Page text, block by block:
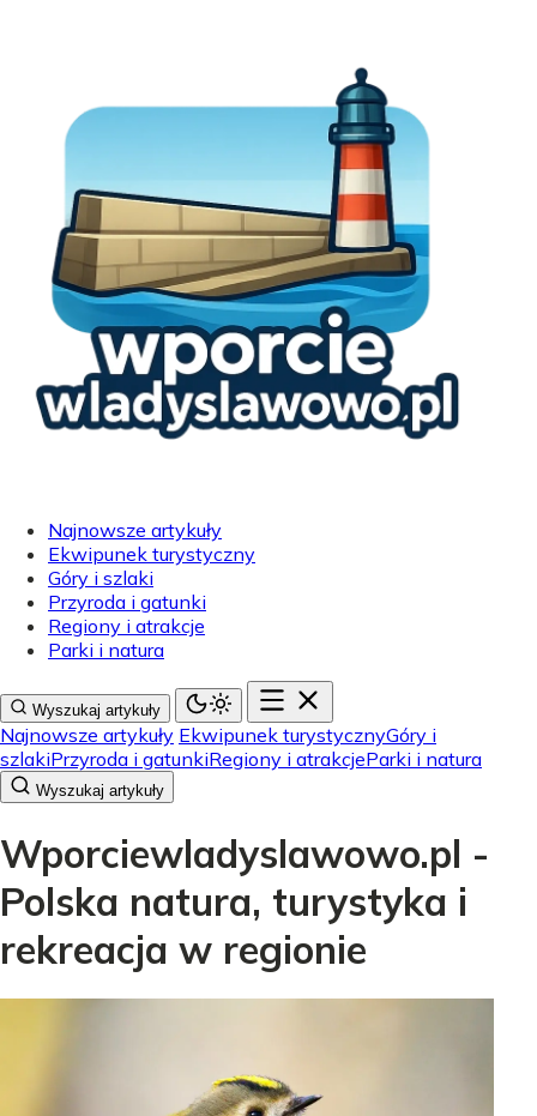
Najnowsze artykuły
Ekwipunek turystyczny
Góry i szlaki
Przyroda i gatunki
Regiony i atrakcje
Parki i natura
Wyszukaj artykuły
Najnowsze artykuły Ekwipunek turystycznyGóry i
szlakiPrzyroda i gatunkiRegiony i atrakcjeParki i natura
Wyszukaj artykuły
Wporciewladyslawowo.pl -
Polska natura, turystyka i
rekreacja w regionie